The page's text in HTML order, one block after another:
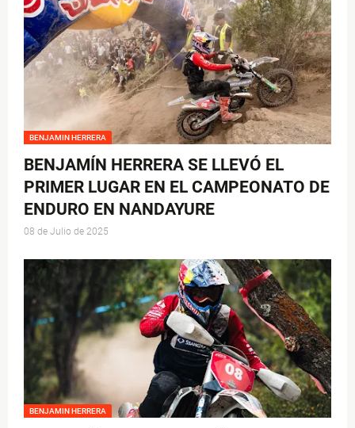
BENJAMIN HERRERA
BENJAMÍN HERRERA SE LLEVÓ EL
PRIMER LUGAR EN EL CAMPEONATO DE
ENDURO EN NANDAYURE
08 de Julio de 2025
BENJAMIN HERRERA